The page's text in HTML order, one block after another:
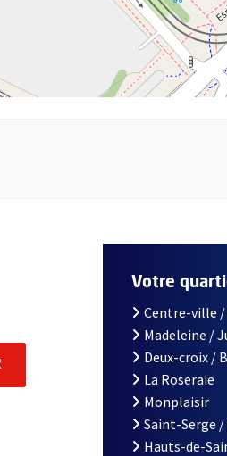
votre email (champ obligatoire)
ENVOYER MA DEMANDE
Votre
Centre-ville /
Madeleine /
Deux-croix /
La Roseraie
Monplaisir
Saint-Serge /
Hauts-de-